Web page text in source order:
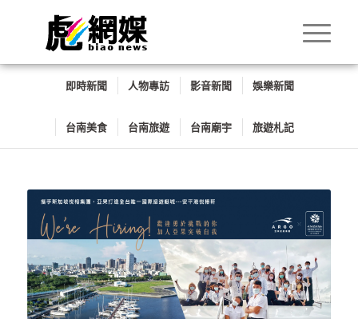
即時新聞 人物專訪 影音新聞 娛樂新聞
台南美食 台南旅遊 台南廟宇 旅遊札記